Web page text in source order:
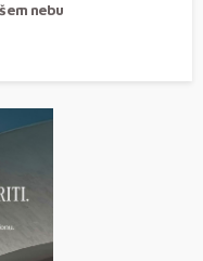
nebu